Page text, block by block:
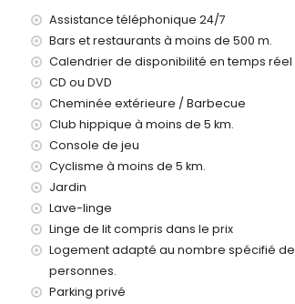
de la villa)
(à moins de 1000 mètres de la villa)
1000 mètres de la villa)
(à moins de 5 kilomètres de la villa)
mètres de la villa)
de la villa)
kilomètres)
avec enfants
de location
Assistance téléphonique 24/7
Bars et restaurants à moins de 500 m.
Calendrier de disponibilité en temps réel
CD ou DVD
Cheminée extérieure / Barbecue
Club hippique à moins de 5 km.
Console de jeu
Cyclisme à moins de 5 km.
Jardin
Lave-linge
Linge de lit compris dans le prix
Logement adapté au nombre spécifié de
personnes.
Parking privé